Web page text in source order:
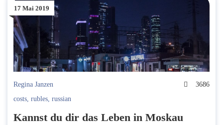
17 Mai 2019
Regina Janzen
3686
costs, rubles, russian
Kannst du dir das Leben in Moskau